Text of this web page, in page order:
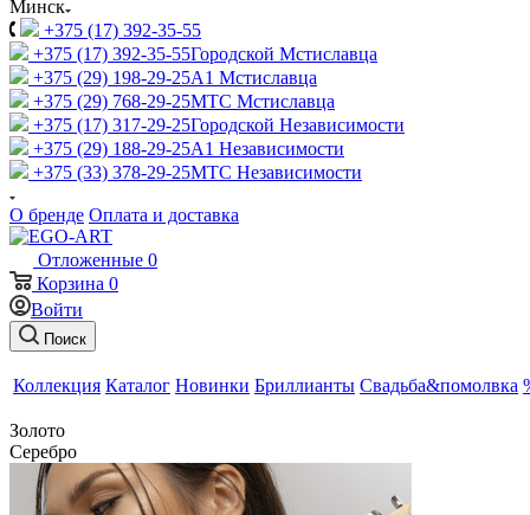
Минск
+375 (17) 392-35-55
+375 (17) 392-35-55Городской Мстиславца
+375 (29) 198-29-25A1 Мстиславца
+375 (29) 768-29-25МТС Мстиславца
+375 (17) 317-29-25Городской Независимости
+375 (29) 188-29-25A1 Независимости
+375 (33) 378-29-25МТС Независимости
О бренде Оплата и доставка
Отложенные 0
Корзина 0
Войти
Поиск
Коллекция Каталог Новинки Бриллианты Свадьба&помолвка
Золото
Серебро